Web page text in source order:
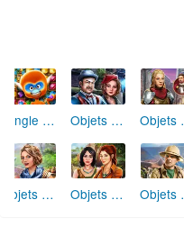
Jungle Jewels (Adventure) Objets Cachés Restes cachés Objets
Objets Cachés Excursion en Famille Objets Cachés Civilisation Secrète Objets